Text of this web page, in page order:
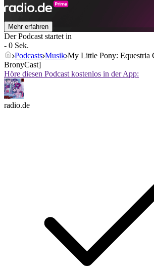
Mehr erfahren
Der Podcast startet in
- 0 Sek.
Podcasts Musik My Little Pony: Equestria
BronyCast]
Höre diesen Podcast kostenlos in der App:
radio.de